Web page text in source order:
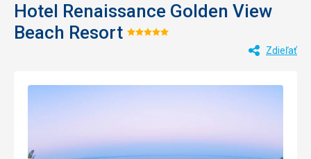
Hotel Renaissance Golden View
Beach Resort Hodnotenie:
Zdieľať